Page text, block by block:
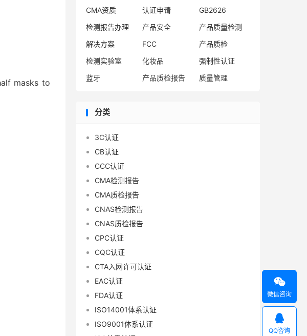
masks to
CMA资质
认证申请
GB2626
检测报告办理
产品安全
产品质量检测
解决方案
FCC
产品质检
检测实验室
化妆品
强制性认证
蓝牙
产品质检报告 质量管理
分类
3C认证
CB认证
CCC认证
CMA检测报告
CMA质检报告
CNAS检测报告
CNAS质检报告
CPC认证
CQC认证
CTA入网许可认证
EAC认证
FDA认证
ISO14001体系认证
ISO9001体系认证

微信咨询

QQ咨询